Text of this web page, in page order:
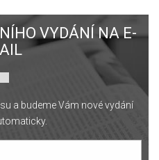
VYDÁNÍ NA E-
a budeme Vám nové vydání